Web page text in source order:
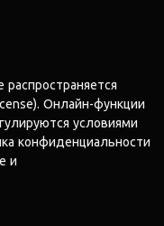
Онлайн-функции
условиями
конфиденциальности
и